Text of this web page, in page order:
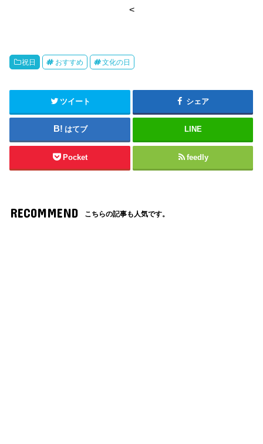
<
祝日 おすすめ 文化の日
ツイート シェア
はてブ LINE
Pocket feedly
RECOMMEND こちらの記事も人気です。